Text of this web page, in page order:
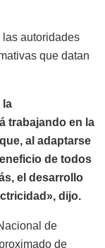
las autoridades
que datan
la
trabajando en la
al adaptarse
de todos
el desarrollo
dijo.
de
de